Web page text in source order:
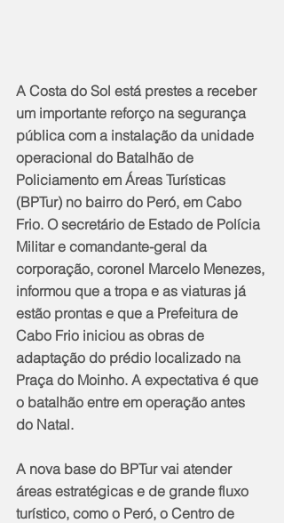
A Costa do Sol está prestes a receber
um importante reforço na segurança
pública com a instalação da unidade
operacional do Batalhão de
Policiamento em Áreas Turísticas
(BPTur) no bairro do Peró, em Cabo
Frio. O secretário de Estado de Polícia
Militar e comandante-geral da
corporação, coronel Marcelo Menezes,
informou que a tropa e as viaturas já
estão prontas e que a Prefeitura de
Cabo Frio iniciou as obras de
adaptação do prédio localizado na
Praça do Moinho. A expectativa é que
o batalhão entre em operação antes
do Natal.
A nova base do BPTur vai atender
áreas estratégicas e de grande fluxo
turístico, como o Peró, o Centro de